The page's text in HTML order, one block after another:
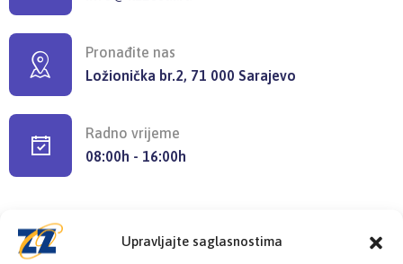
Upravljajte saglasnostima
Pronađite nas
Ložionička br.2, 71 000 Sarajevo
Radno vrijeme
08:00h - 16:00h